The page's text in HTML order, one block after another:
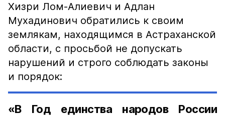
Хизри Лом-Алиевич и Адлан
Мухадинович обратились к своим
землякам, находящимся в Астраханской
области, с просьбой не допускать
нарушений и строго соблюдать законы
и порядок:
«В Год единства народов России